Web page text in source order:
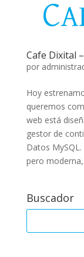
Cafe Dixital
por
Hoy
queremos
web está
gestor de
Datos
pero
Buscador